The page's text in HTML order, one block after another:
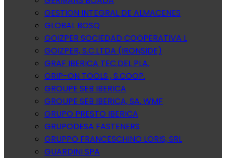
GESTION INTEGRAL DE ALMACENES
GLOBAL BOSQ
GOIZPER SOCIEDAD COOPERATIVA L
GOIZPER, S.C.LTDA (IRONSIDE)
GRAF IBERICA TEC.DEL PLA.
GRIP-ON TOOLS , S.COOP.
GROUPE SEB IBERICA
GROUPE SEB IBERICA, SA. WMF
GRUPO PRESTO IBERICA
GRUPODESA FASTENERS
GRUPPO FRANCESCHINO LORIS, SRL
GUARDINI SPA